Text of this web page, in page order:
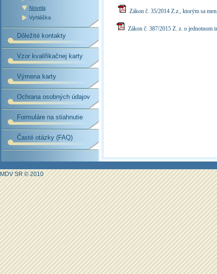
Novela
Vyhláška
Dôležité kontakty
Vzor kvalifikačnej karty
Výmena karty
Ochrana osobných údajov
Formuláre na stiahnutie
Časté otázky (FAQ)
Zákon č. 35/2014 Z.z., ktorým sa
Zákon č. 387/2015 Z. z. o jednotnom
MDV SR © 2010